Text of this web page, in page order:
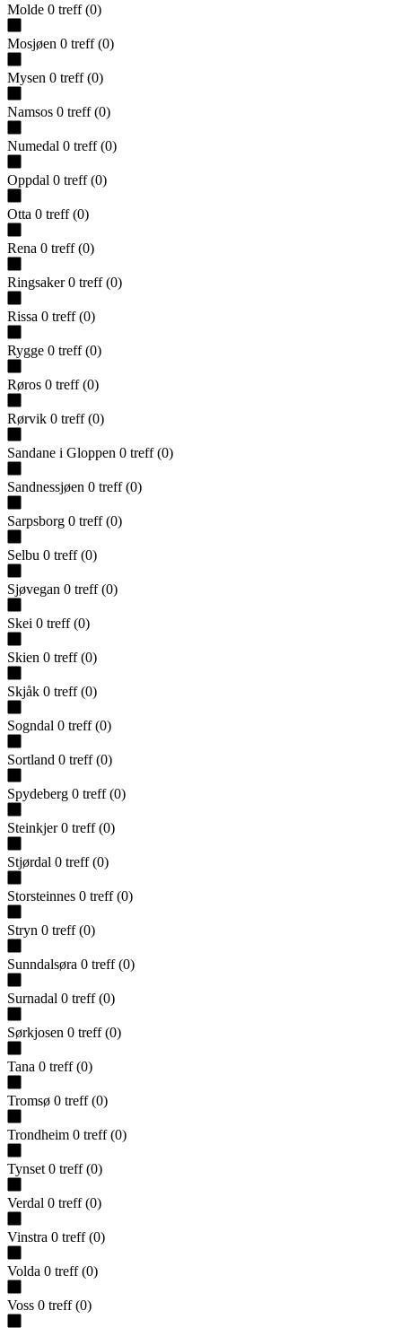
Molde 0 treff (0)
Mosjøen 0 treff (0)
Mysen 0 treff (0)
Namsos 0 treff (0)
Numedal 0 treff (0)
Oppdal 0 treff (0)
Otta 0 treff (0)
Rena 0 treff (0)
Ringsaker 0 treff (0)
Rissa 0 treff (0)
Rygge 0 treff (0)
Røros 0 treff (0)
Rørvik 0 treff (0)
Sandane i Gloppen 0 treff (0)
Sandnessjøen 0 treff (0)
Sarpsborg 0 treff (0)
Selbu 0 treff (0)
Sjøvegan 0 treff (0)
Skei 0 treff (0)
Skien 0 treff (0)
Skjåk 0 treff (0)
Sogndal 0 treff (0)
Sortland 0 treff (0)
Spydeberg 0 treff (0)
Steinkjer 0 treff (0)
Stjørdal 0 treff (0)
Storsteinnes 0 treff (0)
Stryn 0 treff (0)
Sunndalsøra 0 treff (0)
Surnadal 0 treff (0)
Sørkjosen 0 treff (0)
Tana 0 treff (0)
Tromsø 0 treff (0)
Trondheim 0 treff (0)
Tynset 0 treff (0)
Verdal 0 treff (0)
Vinstra 0 treff (0)
Volda 0 treff (0)
Voss 0 treff (0)